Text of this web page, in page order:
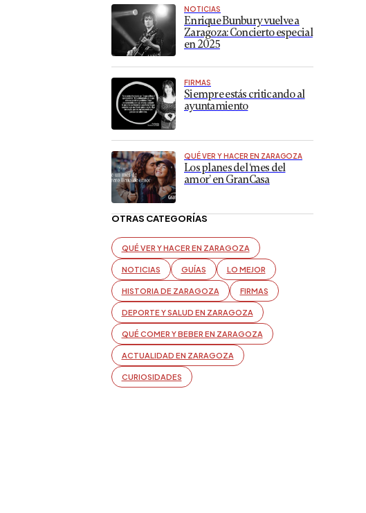
NOTICIAS
Enrique Bunbury vuelve a
Zaragoza: Concierto especial
en 2025
FIRMAS
Siempre estás criticando al
ayuntamiento
QUÉ VER Y HACER EN ZARAGOZA
Los planes del ‘mes del
amor’ en GranCasa
OTRAS CATEGORÍAS
QUÉ VER Y HACER EN ZARAGOZA
NOTICIAS GUÍAS LO MEJOR
HISTORIA DE ZARAGOZA FIRMAS
DEPORTE Y SALUD EN ZARAGOZA
QUÉ COMER Y BEBER EN ZARAGOZA
ACTUALIDAD EN ZARAGOZA
CURIOSIDADES